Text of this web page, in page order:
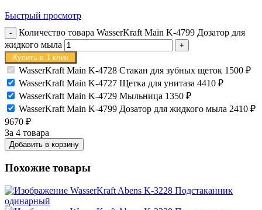
Быстрый просмотр
Количество товара WasserKraft Main K-4799 Дозатор для
жидкого мыла
Купить в 1 клик
WasserKraft Main K-4728 Стакан для зубных щеток 1500 ₽
WasserKraft Main K-4727 Щетка для унитаза 4410 ₽
WasserKraft Main K-4729 Мыльница 1350 ₽
WasserKraft Main K-4799 Дозатор для жидкого мыла 2410 ₽
9670 ₽
За 4 товара
Добавить в корзину
Похожие товары